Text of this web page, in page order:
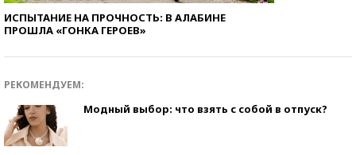
ИСПЫТАНИЕ НА ПРОЧНОСТЬ: В АЛАБИНЕ
ПРОШЛА «ГОНКА ГЕРОЕВ»
РЕКОМЕНДУЕМ:
Модный выбор: что взять с собой в отпуск?